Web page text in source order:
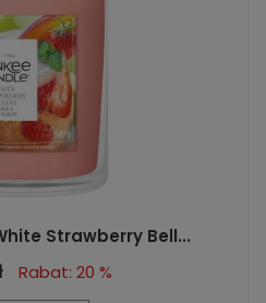
Strawberry Bell...
Rabat: 20 %